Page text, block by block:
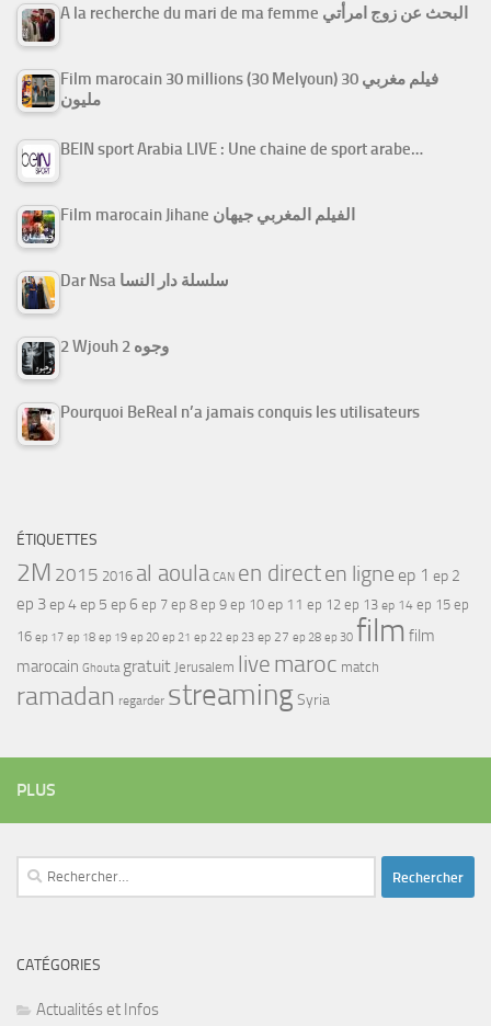
A la recherche du mari de ma femme البحث عن زوج امرأتي
Film marocain 30 millions (30 Melyoun) فيلم مغربي 30
مليون
BEIN sport Arabia LIVE : Une chaine de sport arabe…
Film marocain Jihane الفيلم المغربي جيهان
Dar Nsa سلسلة دار النسا
2 Wjouh 2 وجوه
Pourquoi BeReal n’a jamais conquis les utilisateurs
ÉTIQUETTES
2M 2015 2016 al aoula CAN en directen ligne ep 1 ep 2
ep 3ep 4ep 5 ep 6 ep 7 ep 8 ep 9 ep 10 ep 11 ep 12 ep 13 ep 14 ep 15 ep
16 ep 17 ep 18 ep 19 ep 20 ep 21 ep 22 ep 23 ep 27 ep 28 ep 30 film film
marocain Ghouta gratuit Jerusalem live maroc match
ramadan regarder streamingSyria
PLUS
Rechercher :
CATÉGORIES
Actualités et Infos